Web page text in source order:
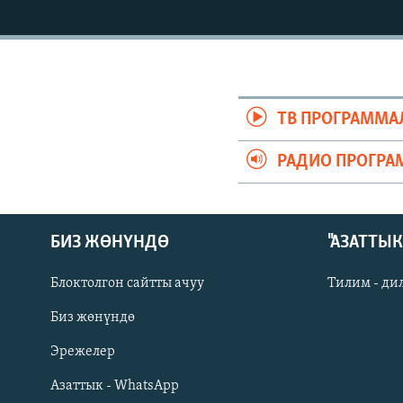
АЗАТТЫК+
Русский
ОНЛАЙН ШЕРИНЕ
ТВ
РАДИО
БИЗ ЖӨНҮНДӨ
Блоктолгон сайтты ачуу
Биз жөнүндө
Эрежелер
Азаттык - WhatsApp
Тилим -